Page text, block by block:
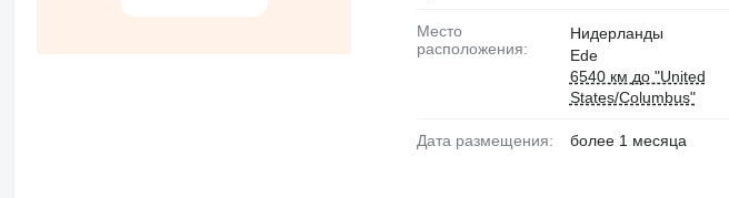
Место
расположения:
Нидерланды
Ede
6540 км до "United
States/Columbus"
Дата размещения: более 1 месяца